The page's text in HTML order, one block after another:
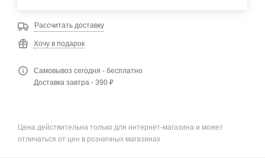
Рассчитать доставку
Хочу в подарок
Самовывоз сегодня - бесплатно
Доставка завтра - 390 ₽
Цена действительна только для интернет-магазина и может
отличаться от цен в розничных магазинах